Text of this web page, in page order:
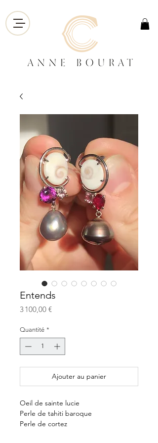
Entends
3 100,00 €Prix
Quantité *
Ajouter au panier
Oeil de sainte lucie
Perle de tahiti baroque
Perle de cortez